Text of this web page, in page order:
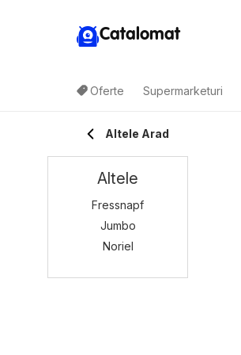
Catalomat
Oferte Supermarketuri
Altele Arad
Altele
Fressnapf
Jumbo
Noriel